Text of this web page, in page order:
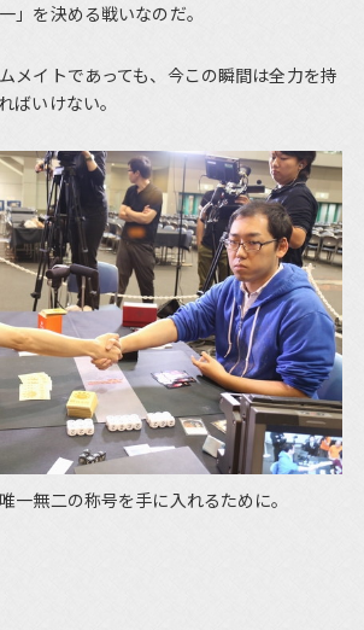
」を決める戦いなのだ。
メイトであっても、今この瞬間は全力を持
ばいけない。
一無二の称号を手に入れるために。